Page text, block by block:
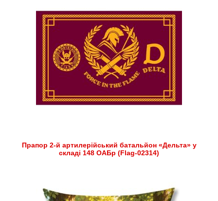
Прапор 2-й артилерійський батальйон «Дельта» у
складі 148 ОАБр (Flag-02314)